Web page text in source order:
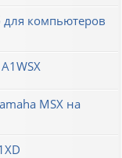
для компьютеров
MSX на